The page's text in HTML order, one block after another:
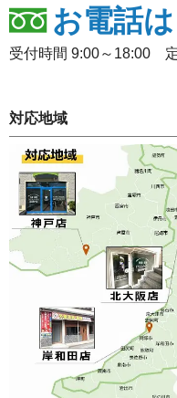
お電話
受付時間 9:00～18:00
対応地域